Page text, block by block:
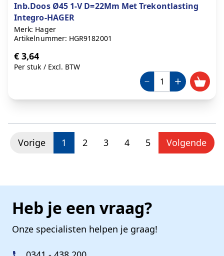
Inb.Doos Ø45 1-V D=22Mm Met Trekontlasting
Integro-HAGER
Merk: Hager
Artikelnummer: HGR9182001
€ 3,64
Per stuk / Excl. BTW
Vorige U lees momenteel pagina
1 Pagina
2 Pagina
3 Pagina
4 Pagina
5 Volgende
Heb je een vraag?
Onze specialisten helpen je graag!